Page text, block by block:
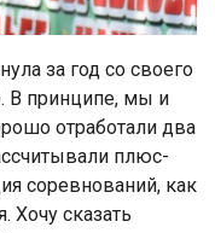
за год со своего
В принципе, мы и
отработали два
плюс-
соревнований, как
сказать